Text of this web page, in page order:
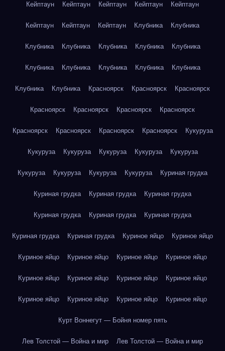
Кейптаун Кейптаун Кейптаун Кейптаун Кейптаун
Кейптаун Кейптаун Кейптаун Клубника Клубника
Клубника Клубника Клубника Клубника Клубника
Клубника Клубника Клубника Клубника Клубника
Клубника Клубника Красноярск Красноярск Красноярск
Красноярск Красноярск Красноярск Красноярск
Красноярск Красноярск Красноярск Красноярск Кукуруза
Кукуруза Кукуруза Кукуруза Кукуруза Кукуруза
Кукуруза Кукуруза Кукуруза Кукуруза Куриная грудка
Куриная грудка Куриная грудка Куриная грудка
Куриная грудка Куриная грудка Куриная грудка
Куриная грудка Куриная грудка Куриное яйцо Куриное яйцо
Куриное яйцо Куриное яйцо Куриное яйцо Куриное яйцо
Куриное яйцо Куриное яйцо Куриное яйцо Куриное яйцо
Куриное яйцо Куриное яйцо Куриное яйцо Куриное яйцо
Курт Воннегут — Бойня номер пять
Лев Толстой — Война и мир Лев Толстой — Война и мир